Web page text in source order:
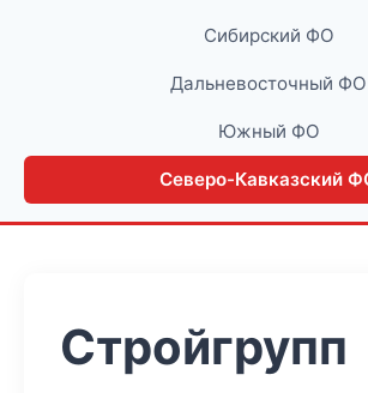
Сибирский ФО
Дальневосточный ФО
Южный ФО
Северо-Кавказский
Стройгрупп